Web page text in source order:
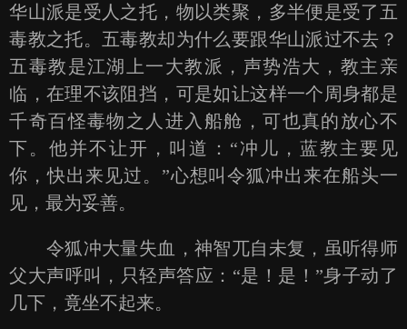
华山派是受人之托，物以类聚，多半便是受了五
毒教之托。五毒教却为什么要跟华山派过不去？
五毒教是江湖上一大教派，声势浩大，教主亲
临，在理不该阻挡，可是如让这样一个周身都是
千奇百怪毒物之人进入船舱，可也真的放心不
下。他并不让开，叫道：“冲儿，蓝教主要见
你，快出来见过。”心想叫令狐冲出来在船头一
见，最为妥善。
令狐冲大量失血，神智兀自未复，虽听得师
父大声呼叫，只轻声答应：“是！是！”身子动了
几下，竟坐不起来。